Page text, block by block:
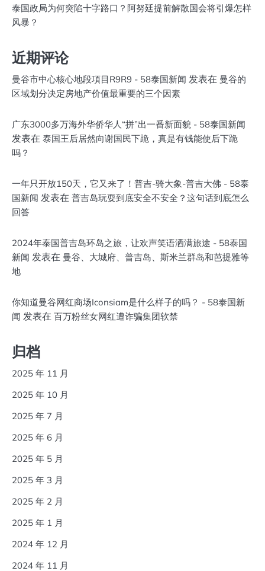
泰国政局为何突陷十字路口？阿努廷提前解散国会将引爆怎样
风暴？
近期评论
曼谷市中心核心地段項目R9R9 - 58泰国新闻 发表在 曼谷的
区域划分决定房地产价值最重要的三个因素
广东3000多万海外华侨华人“拼”出一番新面貌 - 58泰国新闻
发表在 泰国王后居然向谢国民下跪，真是有钱能使后下跪
吗？
一年只开放150天，它又来了！普吉-骑大象-普吉大佛 - 58泰
国新闻 发表在 普吉岛玩耍到底安全不安全？这句话到底怎么
回答
2024年泰国普吉岛环岛之旅，让欢声笑语洒满旅途 - 58泰国
新闻 发表在 曼谷、大城府、普吉岛、斯米兰群岛和芭提雅等
地
你知道曼谷网红商场Iconsiam是什么样子的吗？ - 58泰国新
闻 发表在 百万粉丝女网红遭诈骗集团软禁
归档
2025 年 11 月
2025 年 10 月
2025 年 7 月
2025 年 6 月
2025 年 5 月
2025 年 3 月
2025 年 2 月
2025 年 1 月
2024 年 12 月
2024 年 11 月